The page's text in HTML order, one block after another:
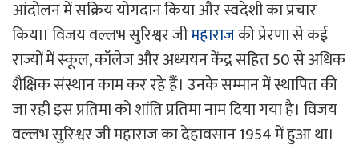
आंदोलन में सक्रिय योगदान किया और स्वदेशी का प्रचार
किया। विजय वल्लभ सुरिश्वर जीमहाराजकी प्रेरणा से कई
राज्यों में स्‍कूल, कॉलेज और अध्ययन केंद्र सहित 50 से अधिक
शैक्षिक संस्थान काम कर रहे हैं। उनके सम्मान में स्थापित की
जा रही इस प्रतिमा को शांति प्रतिमा नाम दिया गया है। विजय
वल्लभ सुरिश्वर जी महाराज का देहावसान 1954 में हुआ था।